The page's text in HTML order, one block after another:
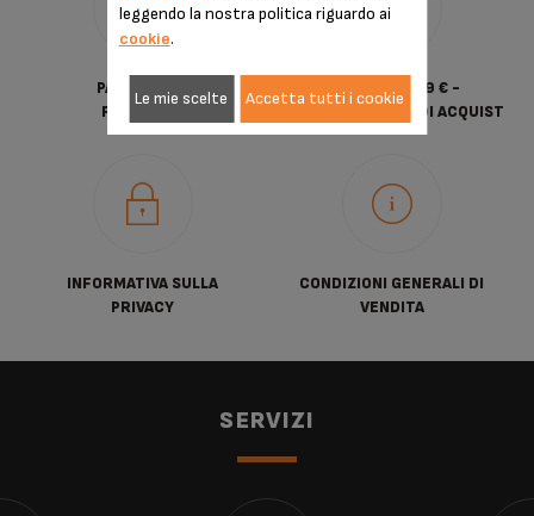
PAGAMENTO
PROTETTO
CONSEGNA 6.9 € -
GRATUITA DA 35 € DI ACQUIST
INFORMATIVA SULLA
PRIVACY
CONDIZIONI GENERALI DI
VENDITA
SERVIZI
leggendo la nostra politica riguardo ai
cookie.
Le mie scelte Accetta tutti i cookie